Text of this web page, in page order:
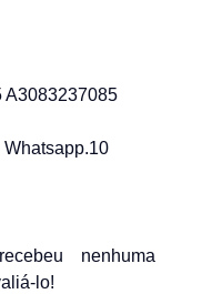
A3083237085
Whatsapp.10
nenhuma
lo!